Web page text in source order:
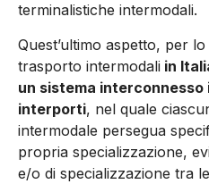
terminalistiche intermodali.
Quest’ultimo aspetto, per
trasporto intermodali in
un sistema
interporti, nel quale
intermodale persegua
propria specializzazione,
e/o di specializzazione tra